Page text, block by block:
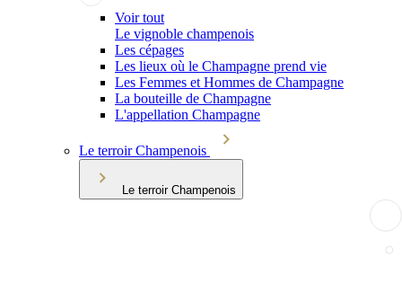
Voir tout
Le vignoble champenois
Les cépages
Les lieux où le Champagne prend vie
Les Femmes et Hommes de Champagne
La bouteille de Champagne
L'appellation Champagne
Le terroir Champenois
Le terroir Champenois